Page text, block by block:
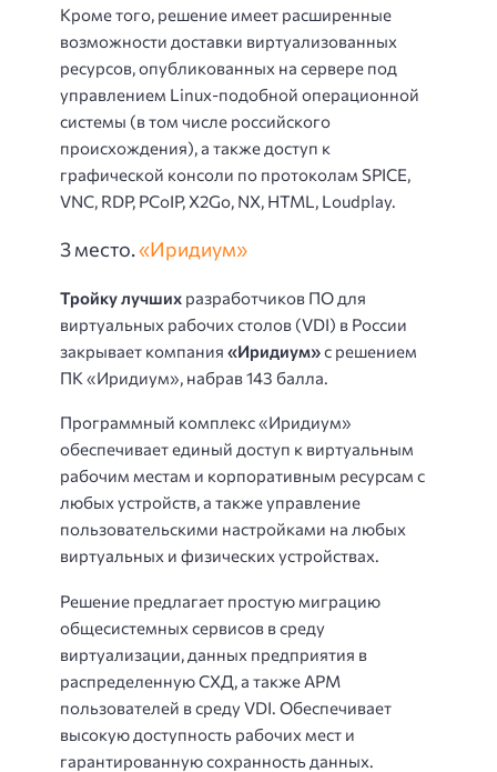
Кроме того, решение имеет расширенные
возможности доставки виртуализованных
ресурсов, опубликованных на сервере под
управлением Linux-подобной операционной
системы (в том числе российского
происхождения), а также доступ к
графической консоли по протоколам SPICE,
VNC, RDP, PCoIP, X2Go, NX, HTML, Loudplay.
3 место.«Иридиум»
Тройку лучших разработчиков ПО для
виртуальных рабочих столов (VDI) в России
закрывает компания «Иридиум»с решением
ПК «Иридиум», набрав 143 балла.
Программный комплекс «Иридиум»
обеспечивает единый доступ к виртуальным
рабочим местам и корпоративным ресурсам с
любых устройств, а также управление
пользовательскими настройками на любых
виртуальных и физических устройствах.
Решение предлагает простую миграцию
общесистемных сервисов в среду
виртуализации, данных предприятия в
распределенную СХД, а также АРМ
пользователей в среду VDI. Обеспечивает
высокую доступность рабочих мест и
гарантированную сохранность данных.